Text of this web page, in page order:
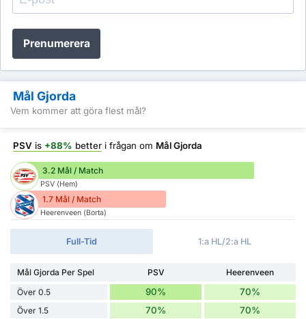
Prenumerera
Mål Gjorda
Vem kommer att göra flest mål?
PSV is +88% better i frågan om Mål Gjorda
3.2 Mål / Match
PSV (Hem)
1.7 Mål / Match
Heerenveen (Borta)
Full-Tid 1:a HL/2:a HL
Mål Gjorda Per Spel PSV
Heerenveen
Över 0.5
90% 70%
Över 1.5 70% 70%